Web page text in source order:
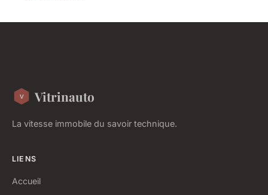
Vitrinauto
La vitesse immobile du savoir technique.
LIENS
Accueil